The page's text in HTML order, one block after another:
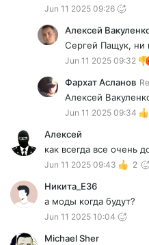
Jun 11 2025 09:26
Алексей
Сергей Пащук, ни
Jun 11 2025 09:32
Фархат Асланов
Алексей
Jun 11 2025 09:34
Алексей
как всегда все очень
Jun 11 2025 09:43 2
Никита_E36
а моды когда будут?
Jun 11 2025 10:04
Michael Sher